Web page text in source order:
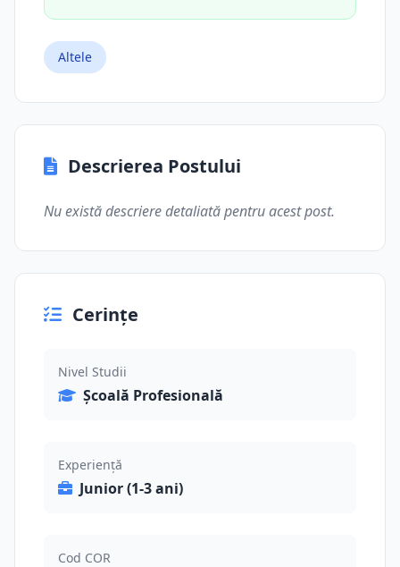
Altele
Descrierea Postului
Nu există descriere detaliată pentru acest post.
Cerințe
Nivel Studii
Școală Profesională
Experiență
Junior (1-3 ani)
Cod COR